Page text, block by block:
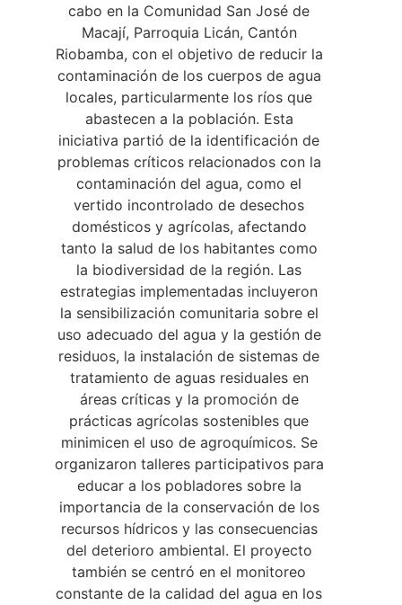
cabo en la Comunidad San José de
Macají, Parroquia Licán, Cantón
Riobamba, con el objetivo de reducir la
contaminación de los cuerpos de agua
locales, particularmente los ríos que
abastecen a la población. Esta
iniciativa partió de la identificación de
problemas críticos relacionados con la
contaminación del agua, como el
vertido incontrolado de desechos
domésticos y agrícolas, afectando
tanto la salud de los habitantes como
la biodiversidad de la región. Las
estrategias implementadas incluyeron
la sensibilización comunitaria sobre el
uso adecuado del agua y la gestión de
residuos, la instalación de sistemas de
tratamiento de aguas residuales en
áreas críticas y la promoción de
prácticas agrícolas sostenibles que
minimicen el uso de agroquímicos. Se
organizaron talleres participativos para
educar a los pobladores sobre la
importancia de la conservación de los
recursos hídricos y las consecuencias
del deterioro ambiental. El proyecto
también se centró en el monitoreo
constante de la calidad del agua en los